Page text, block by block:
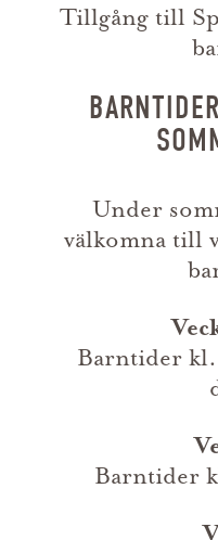
Tillgång till
Under
välkomna till
Barntider
Barntider